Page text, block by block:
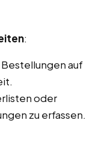
:
auf
oder
zu erfassen.